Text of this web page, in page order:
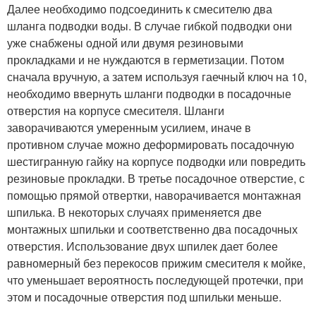
Далее необходимо подсоединить к смесителю два
шланга подводки воды. В случае гибкой подводки они
уже снабжены одной или двумя резиновыми
прокладками и не нуждаются в герметизации. Потом
сначала вручную, а затем используя гаечный ключ на 10,
необходимо ввернуть шланги подводки в посадочные
отверстия на корпусе смесителя. Шланги
заворачиваются умеренным усилием, иначе в
противном случае можно деформировать посадочную
шестигранную гайку на корпусе подводки или повредить
резиновые прокладки. В третье посадочное отверстие, с
помощью прямой отвертки, наворачивается монтажная
шпилька. В некоторых случаях применяется две
монтажных шпильки и соответственно два посадочных
отверстия. Использование двух шпилек дает более
равномерный без перекосов прижим смесителя к мойке,
что уменьшает вероятность последующей протечки, при
этом и посадочные отверстия под шпильки меньше.